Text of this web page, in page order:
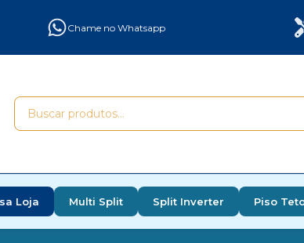
Chame no Whatsapp
Loja Multi Split Split Inverter Piso